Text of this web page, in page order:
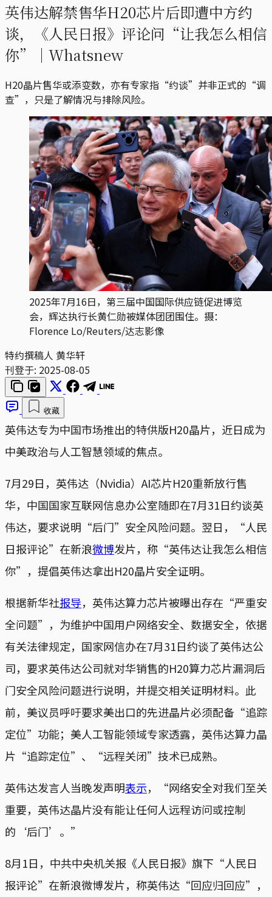
英伟达解禁售华H20芯片后即遭中方约
谈，《人民日报》评论问“让我怎么相信
你”｜Whatsnew
H20晶片售华或添变数，亦有专家指“约谈”并非正式的“调
查”，只是了解情况与排除风险。
2025年7月16日，第三届中国国际供应链促进博览
会，辉达执行长黄仁勋被媒体团团围住。摄：
Florence Lo/Reuters/达志影像
特约撰稿人 黄华轩
刊登于: 2025-08-05
收藏
英伟达专为中国市场推出的特供版H20晶片，近日成为
中美政治与人工智慧领域的焦点。
7月29日，英伟达（Nvidia）AI芯片H20重新放行售
华，中国国家互联网信息办公室随即在7月31日约谈英
伟达，要求说明“后门”安全风险问题。翌日，“人民
日报评论”在新浪微博发片，称“英伟达让我怎么相信
你”，提倡英伟达拿出H20晶片安全证明。
根据新华社报导，英伟达算力芯片被曝出存在“严重安
全问题”，为维护中国用户网络安全、数据安全，依据
有关法律规定，国家网信办在7月31日约谈了英伟达公
司，要求英伟达公司就对华销售的H20算力芯片漏洞后
门安全风险问题进行说明，并提交相关证明材料。此
前，美议员呼吁要求美出口的先进晶片必须配备“追踪
定位”功能；美人工智能领域专家透露，英伟达算力晶
片“追踪定位”、“远程关闭”技术已成熟。
英伟达发言人当晚发声明表示，“网络安全对我们至关
重要，英伟达晶片没有能让任何人远程访问或控制
的‘后门’。”
8月1日，中共中央机关报《人民日报》旗下“人民日
报评论”在新浪微博发片，称英伟达“回应归回应”，